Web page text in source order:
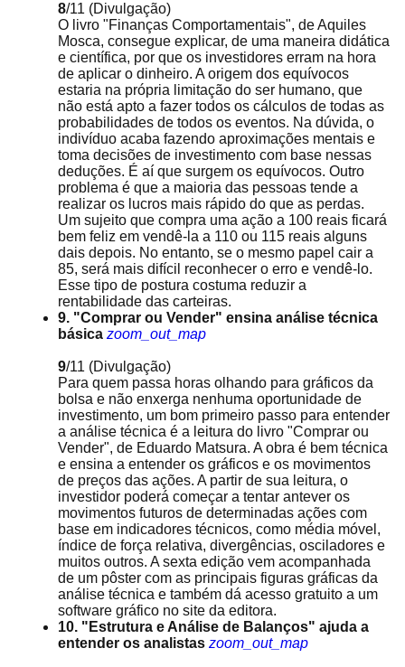
8/11 (Divulgação)
O livro "Finanças Comportamentais", de Aquiles
Mosca, consegue explicar, de uma maneira didática
e científica, por que os investidores erram na hora
de aplicar o dinheiro. A origem dos equívocos
estaria na própria limitação do ser humano, que
não está apto a fazer todos os cálculos de todas as
probabilidades de todos os eventos. Na dúvida, o
indivíduo acaba fazendo aproximações mentais e
toma decisões de investimento com base nessas
deduções. É aí que surgem os equívocos. Outro
problema é que a maioria das pessoas tende a
realizar os lucros mais rápido do que as perdas.
Um sujeito que compra uma ação a 100 reais ficará
bem feliz em vendê-la a 110 ou 115 reais alguns
dais depois. No entanto, se o mesmo papel cair a
85, será mais difícil reconhecer o erro e vendê-lo.
Esse tipo de postura costuma reduzir a
rentabilidade das carteiras.
9. "Comprar ou Vender" ensina análise técnica
básica zoom_out_map
9/11 (Divulgação)
Para quem passa horas olhando para gráficos da
bolsa e não enxerga nenhuma oportunidade de
investimento, um bom primeiro passo para entender
a análise técnica é a leitura do livro "Comprar ou
Vender", de Eduardo Matsura. A obra é bem técnica
e ensina a entender os gráficos e os movimentos
de preços das ações. A partir de sua leitura, o
investidor poderá começar a tentar antever os
movimentos futuros de determinadas ações com
base em indicadores técnicos, como média móvel,
índice de força relativa, divergências, osciladores e
muitos outros. A sexta edição vem acompanhada
de um pôster com as principais figuras gráficas da
análise técnica e também dá acesso gratuito a um
software gráfico no site da editora.
10. "Estrutura e Análise de Balanços" ajuda a
entender os analistas zoom_out_map